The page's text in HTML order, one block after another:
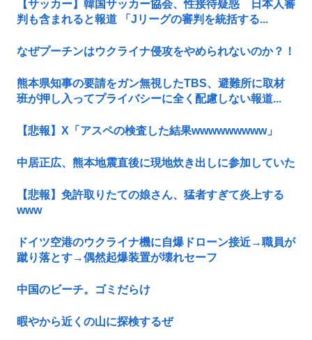
【サッカー】韓国サッカー協会、性接待疑惑 日本人審
判も含まれると報道 「Jリーグの審判を統括する...
なぜプーチンはウクライナ侵攻をやめられないのか？！
熊本県知事の要請をガン無視したTBS、避難所に取材
班が押し入ってプライバシーに全く配慮しない報道...
【悲報】X「アスペの検査した結果wwwwwwwww」
中居正広、熊本地震直後に現地炊き出しに参加していた
【悲報】免許取りたての娘さん、猛者すぎて炎上する
www
ドイツ空港のウクライナ機に自爆ドローン接近→職員が
蹴り落とす→偶然起爆装置が壊れセーフ
中国のビーチ。ゴミだらけ
暇やから近くの山に探検するぜ